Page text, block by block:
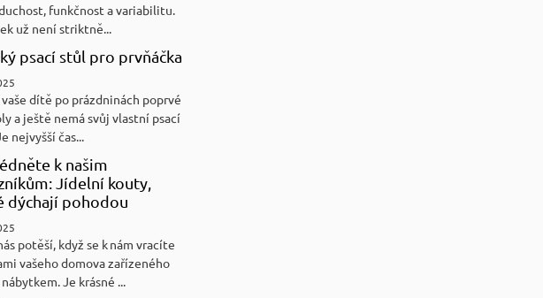
funkčnost a variabilitu.
už není striktně...
psací stůl pro prvňáčka
dítě po prázdninách poprvé
a ještě nemá svůj vlastní psací
nejvyšší čas...
k našim
Jídelní kouty,
dýchají pohodou
potěší, když se k nám vracíte
vašeho domova zařízeného
Je krásné ...